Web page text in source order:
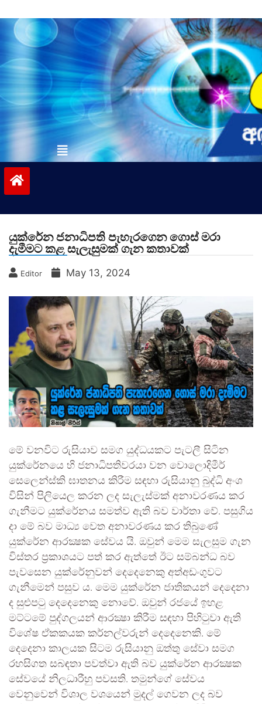
to
contentvinivida.lk
යුක්රේන ජනාධිපති පැහැරගෙන ගොස් මරා
දැමීමට කළ සැලැසුමක් ගැන කතාවක්
Editor May 13, 2024
මේ වනවිට රුසියාව සමග යුද්ධයකට පැටලී සිටින
යුක්රේනයෙ හි ජනාධිපතිවරයා වන වොලොදිමීර්
සෙලෙන්ස්කි ඝාතනය කිරීම සඳහා රුසියානු බුද්ධි අංශ
විසින් පිලියෙල කරන ලද සැලැස්මක් අනාවරණය කර
ගැනීමට යුක්රේනය සමත්ව ඇති බව වාර්තා වේ. පසුගිය
දා මේ බව මාධ්‍ය වෙත අනාවරණය කර තිබුණේ
යුක්රේන ආරක්‍ෂක සේවය යි. ඔවුන් මෙම සැලසුම ගැන
විස්තර ප්‍රකාශයට පත් කර ඇත්තේ ඊට සම්බන්ධ බව
පැවසෙන යුක්රේනුවන් දෙදෙනෙකු අත්අඩංගුවට
ගැනීමෙන් පසුව ය. මෙම යුක්රේන ජාතිකයන් දෙදෙනා
ද සුළුපටු දෙදෙනෙකු නොවේ. ඔවුන් රජයේ ඉහළ
මට්ටමේ පුද්ගලයන් ආරක්‍ෂා කිරීම සඳහා පිහිටුවා ඇති
විශේෂ ඒකකයක කර්නල්වරුන් දෙදෙනෙකි. මේ
දෙදෙනා කාලයක සිටම රුසියානු ඔත්තු සේවා සමග
රහසිගත සබඳතා පවත්වා ඇති බව යුක්රේන ආරක්‍ෂක
සේවයේ නිලධාරීහු පවසති. තමුන්ගේ සේවය
වෙනුවෙන් විශාල වශයෙන් මුදල් ගෙවන ලද බව